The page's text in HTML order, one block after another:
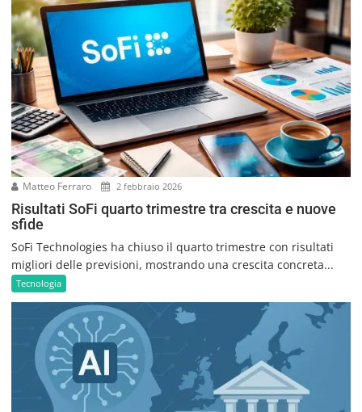
Matteo Ferraro 2 febbraio 2026
Risultati SoFi quarto trimestre tra crescita e nuove
sfide
SoFi Technologies ha chiuso il quarto trimestre con risultati
migliori delle previsioni, mostrando una crescita concreta...
Tecnologia